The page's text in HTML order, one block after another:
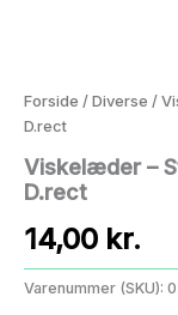
Forside / Diverse /
D.rect
Viskelæder –
D.rect
14,00 kr.
Varenummer (SKU):